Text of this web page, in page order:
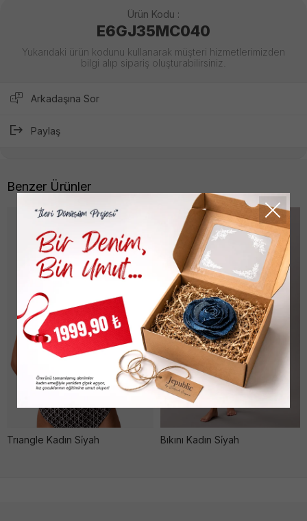
Ürün Kodu :
E6GJ35MC040
Yukarıdaki ürün kodunu kullanarak müşteri hizmetlerimizden
bilgi alıp sipariş oluşturabilirsiniz.
Arkadaşına Sor
Paylaş
Benzer Ürünler
Trıangle Kadın Si̇yah Bıkını Kadın Si̇yah